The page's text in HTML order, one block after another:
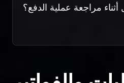
مراجعة عملية الدفع؟